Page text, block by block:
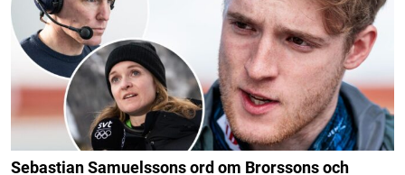
Sebastian Samuelssons ord om Brorssons och